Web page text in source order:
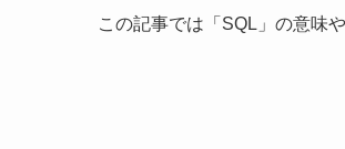
この記事では「SQL」の意味